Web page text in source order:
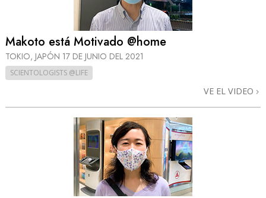
Makoto está Motivado @home
TOKIO, JAPÓN 17 DE JUNIO DEL 2021
SCIENTOLOGISTS @LIFE
VE EL VIDEO